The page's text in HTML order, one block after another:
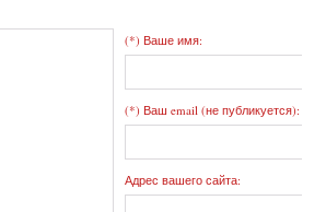
(*) Ваше имя:
(*) Ваш email (не публикуется):
Адрес вашего сайта: